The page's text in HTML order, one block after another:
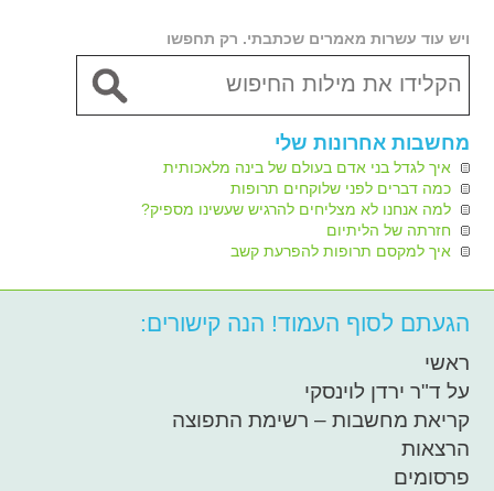
ויש עוד עשרות מאמרים שכתבתי. רק תחפשו
מחשבות אחרונות שלי
איך לגדל בני אדם בעולם של בינה מלאכותית
כמה דברים לפני שלוקחים תרופות
למה אנחנו לא מצליחים להרגיש שעשינו מספיק?
חזרתה של הליתיום
איך למקסם תרופות להפרעת קשב
הגעתם לסוף העמוד! הנה קישורים:
ראשי
על ד"ר ירדן לוינסקי
קריאת מחשבות – רשימת התפוצה
הרצאות
פרסומים